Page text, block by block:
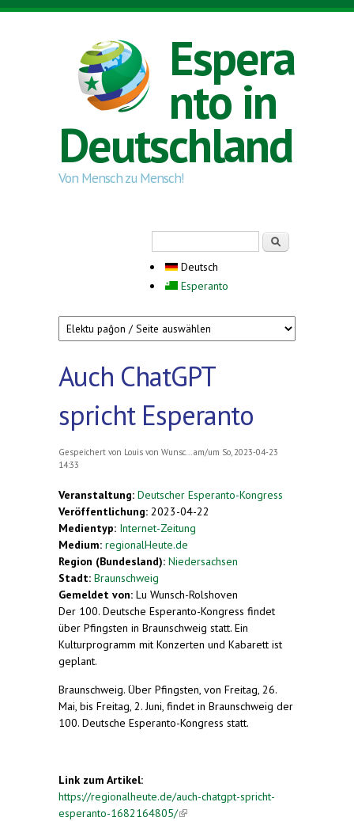
Direkt zum Inhalt
Espera
nto in
Deutschland
Von Mensch zu Mensch!
Deutsch
Esperanto
Auch ChatGPT
spricht Esperanto
Gespeichert von Louis von Wunsc...
am/um So, 2023-04-23
14:33
Veranstaltung: Deutscher Esperanto-Kongress
Veröffentlichung: 2023-04-22
Medientyp: Internet-Zeitung
Medium: regionalHeute.de
Region (Bundesland): Niedersachsen
Stadt: Braunschweig
Gemeldet von: Lu Wunsch-Rolshoven
Der 100. Deutsche Esperanto-Kongress findet
über Pfingsten in Braunschweig statt. Ein
Kulturprogramm mit Konzerten und Kabarett ist
geplant.
Braunschweig. Über Pfingsten, von Freitag, 26.
Mai, bis Freitag, 2. Juni, findet in Braunschweig der
100. Deutsche Esperanto-Kongress statt.
Link zum Artikel:
https://regionalheute.de/auch-chatgpt-spricht-
esperanto-1682164805/(link is external)